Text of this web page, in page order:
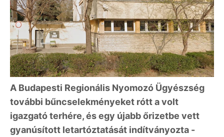
A Budapesti Regionális Nyomozó Ügyészség
további bűncselekményeket rótt a volt
igazgató terhére, és egy újabb őrizetbe vett
gyanúsított letartóztatását indítványozta -